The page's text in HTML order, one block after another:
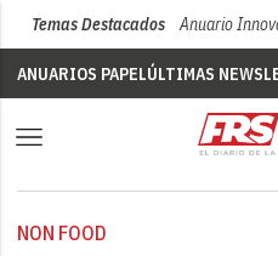
Temas Destacados Anuario
ANUARIOS PAPELÚLTIMAS
NON FOOD